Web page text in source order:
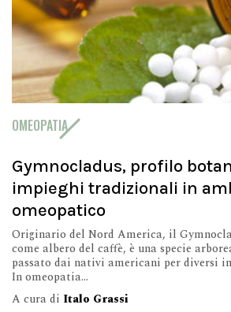
OMEOPATIA
Gymnocladus, profilo
impieghi tradizionali in
omeopatico
Originario del Nord America, il
come albero del caffè, è una specie
passato dai nativi americani per diversi
In omeopatia...
A cura di Italo Grassi